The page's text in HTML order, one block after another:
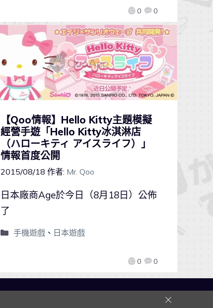
0 0
【Qoo情報】Hello Kitty主題模擬
經營手遊「Hello Kitty冰淇淋店
（ハローキティ アイスライフ）」
情報首度公開
2015/08/18 作者: Mr. Qoo
0 0
日本廠商Age於今日（8月18日）公佈
了
手機遊戲、 日本遊戲